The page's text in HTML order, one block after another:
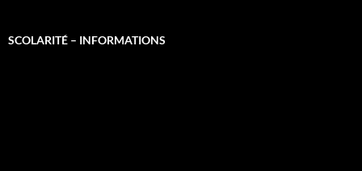
SCOLARITÉ – INFORMATIONS